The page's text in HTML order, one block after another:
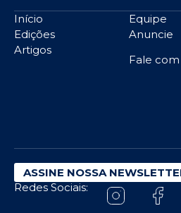
Início
Edições
Artigos
Equipe
Anuncie
Fale
ASSINE NOSSA
Redes Sociais: